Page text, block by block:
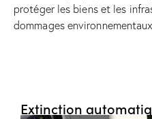
protéger les biens et les
dommages
Extinction